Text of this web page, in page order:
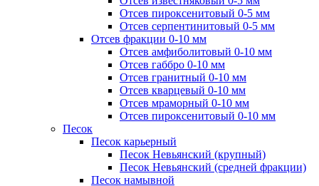
Отсев пироксенитовый 0-5 мм
Отсев серпентинитовый 0-5 мм
Отсев фракции 0-10 мм
Отсев амфиболитовый 0-10 мм
Отсев габбро 0-10 мм
Отсев гранитный 0-10 мм
Отсев кварцевый 0-10 мм
Отсев мраморный 0-10 мм
Отсев пироксенитовый 0-10 мм
Песок
Песок карьерный
Песок Невьянский (крупный)
Песок Невьянский (средней фракции)
Песок намывной